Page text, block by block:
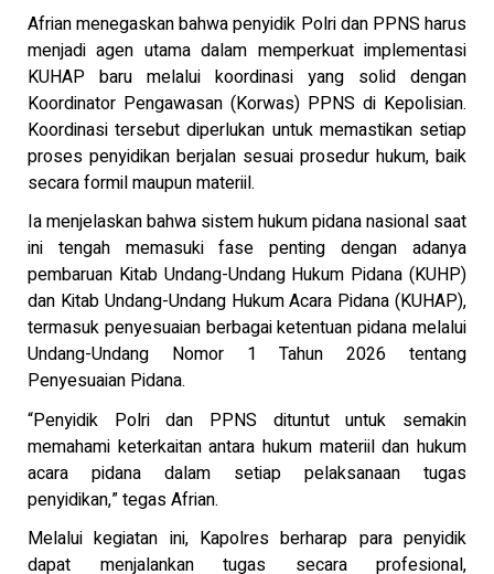
Afrian menegaskan bahwa penyidik Polri dan PPNS harus
menjadi agen utama dalam memperkuat implementasi
KUHAP baru melalui koordinasi yang solid dengan
Koordinator Pengawasan (Korwas) PPNS di Kepolisian.
Koordinasi tersebut diperlukan untuk memastikan setiap
proses penyidikan berjalan sesuai prosedur hukum, baik
secara formil maupun materiil.
Ia menjelaskan bahwa sistem hukum pidana nasional saat
ini tengah memasuki fase penting dengan adanya
pembaruan Kitab Undang-Undang Hukum Pidana (KUHP)
dan Kitab Undang-Undang Hukum Acara Pidana (KUHAP),
termasuk penyesuaian berbagai ketentuan pidana melalui
Undang-Undang Nomor 1 Tahun 2026 tentang
Penyesuaian Pidana.
“Penyidik Polri dan PPNS dituntut untuk semakin
memahami keterkaitan antara hukum materiil dan hukum
acara pidana dalam setiap pelaksanaan tugas
penyidikan,” tegas Afrian.
Melalui kegiatan ini, Kapolres berharap para penyidik
dapat menjalankan tugas secara profesional,